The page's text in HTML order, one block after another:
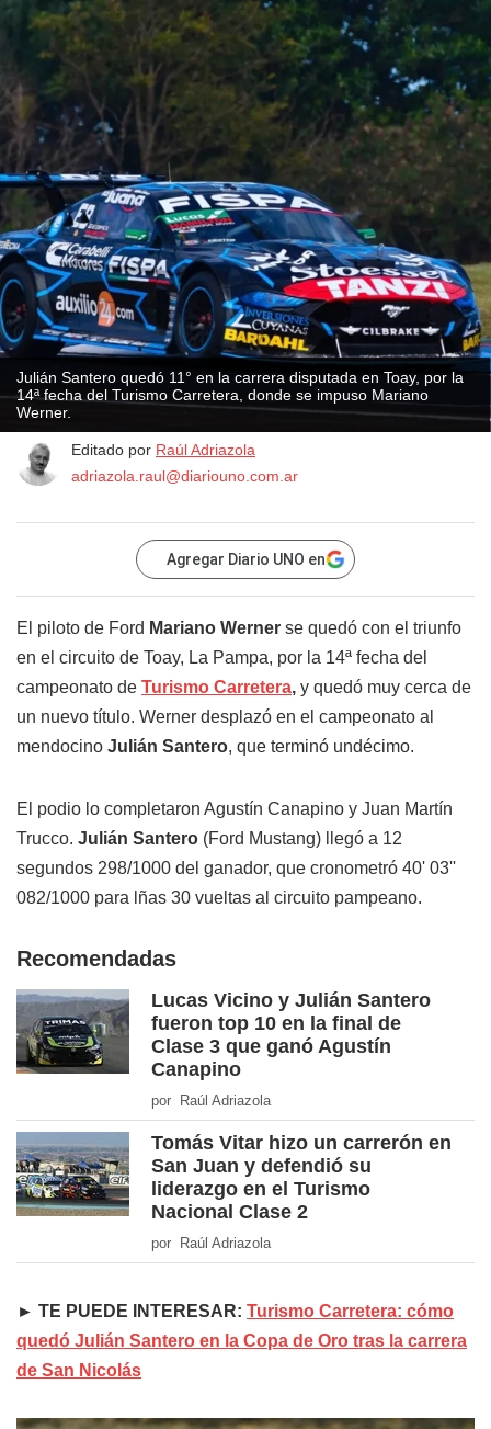
Julián Santero quedó 11° en la carrera disputada en Toay, por la
14ª fecha del Turismo Carretera, donde se impuso Mariano
Werner.
Editado por Raúl Adriazola
adriazola.raul@diariouno.com.ar
Agregar Diario UNO en
El piloto de Ford Mariano Werner se quedó con el triunfo
en el circuito de Toay, La Pampa, por la 14ª fecha del
campeonato de Turismo Carretera, y quedó muy cerca de
un nuevo título. Werner desplazó en el campeonato al
mendocino Julián Santero, que terminó undécimo.
El podio lo completaron Agustín Canapino y Juan Martín
Trucco. Julián Santero (Ford Mustang) llegó a 12
segundos 298/1000 del ganador, que cronometró 40' 03''
082/1000 para lñas 30 vueltas al circuito pampeano.
Recomendadas
Lucas Vicino y Julián Santero
fueron top 10 en la final de
Clase 3 que ganó Agustín
Canapino
por Raúl Adriazola
Tomás Vitar hizo un carrerón en
San Juan y defendió su
liderazgo en el Turismo
Nacional Clase 2
por Raúl Adriazola
► TE PUEDE INTERESAR: Turismo Carretera: cómo
quedó Julián Santero en la Copa de Oro tras la carrera
de San Nicolás